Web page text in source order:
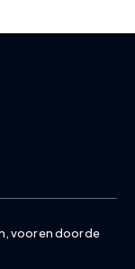
voor en door de